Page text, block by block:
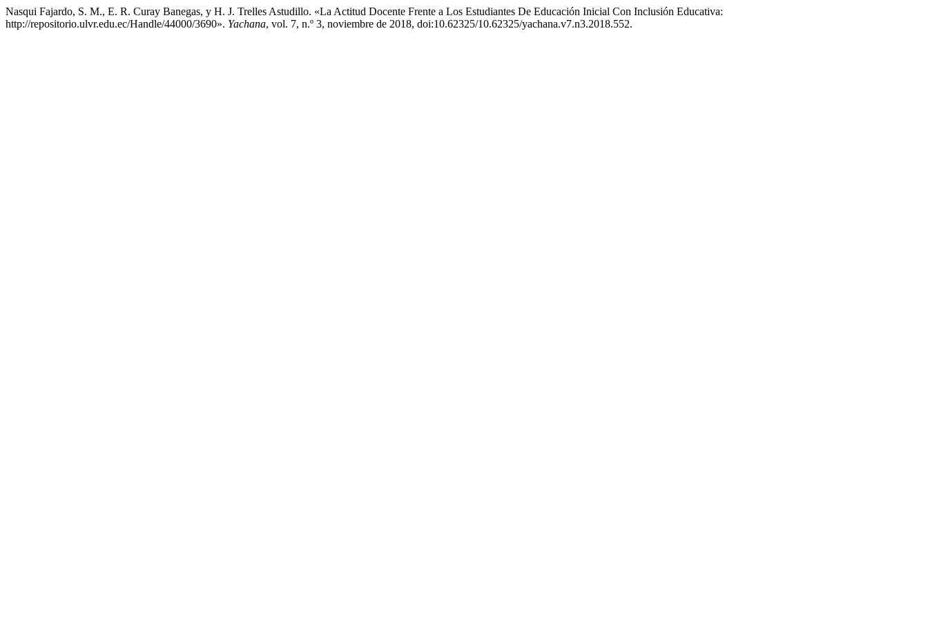
Nasqui Fajardo, S. M., E. R. Curay Banegas, y H. J. Trelles Astudillo. «La Actitud Docente Frente a Los Estudiantes De Educación Inicial Con Inclusión Educativa:
http://repositorio.ulvr.edu.ec/Handle/44000/3690». Yachana, vol. 7, n.º 3, noviembre de 2018, doi:10.62325/10.62325/yachana.v7.n3.2018.552.